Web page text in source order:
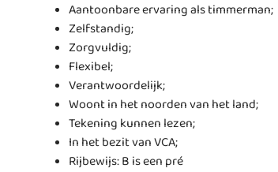
Aantoonbare ervaring als timmerman;
Zelfstandig;
Zorgvuldig;
Flexibel;
Verantwoordelijk;
Woont in het noorden van het land;
Tekening kunnen lezen;
In het bezit van VCA;
Rijbewijs: B is een pré